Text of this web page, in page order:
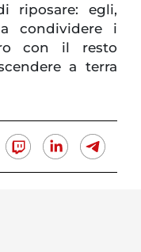
riposare: egli,
condividere i
con il resto
a terra